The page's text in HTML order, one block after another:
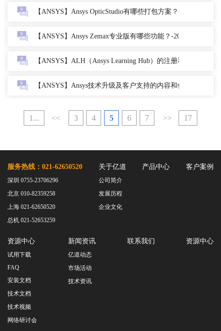
【ANSYS】Ansys OpticStudio有哪些打包方案？-2022
【ANSYS】Ansys Zemax专业版有哪些功能？-2022
【ANSYS】ALH（Ansys Learning Hub）的注册和登陆网址
【ANSYS】Ansys技术升级及客户支持的内容和优点有哪些？
1... << 3 4 5 6 7 >> 17
服务热线：021-62650520
深圳 0755-23706296
北京 010-82359258
上海 021-62650520
总机 021-52653259
关于亿道
公司简介
发展历程
企业文化
产品中心 客户案例
资源中心
试用下载
FAQ
安装文档
技术文档
技术视频
网络研讨会
新闻资讯
亿道动态
市场活动
技术资讯
联系我们 资源中心